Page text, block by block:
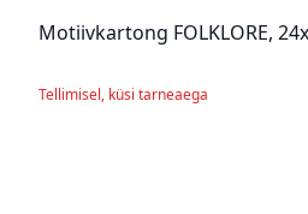
Motiivkartong FOLKLORE,
Tellimisel, küsi tarneaega